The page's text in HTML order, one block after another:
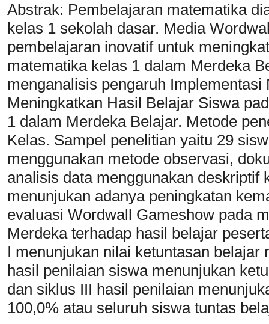
Abstrak: Pembelajaran matematika
kelas 1 sekolah dasar. Media
pembelajaran inovatif untuk
matematika kelas 1 dalam Merdeka
menganalisis pengaruh
Meningkatkan Hasil Belajar Siswa
1 dalam Merdeka Belajar. Metode
Kelas. Sampel penelitian yaitu 29
menggunakan metode observasi,
analisis data menggunakan deskriptif
menunjukan adanya peningkatan
evaluasi Wordwall Gameshow pada
Merdeka terhadap hasil belajar
I menunjukan nilai ketuntasan
hasil penilaian siswa menunjukan
dan siklus III hasil penilaian
100,0% atau seluruh siswa tuntas